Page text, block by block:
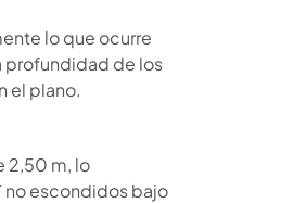
lo que ocurre
profundidad de los
el plano.
2,50 m, lo
no escondidos bajo